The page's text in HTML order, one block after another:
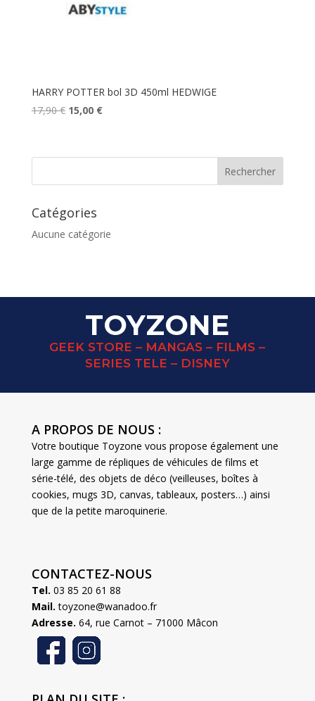
HARRY POTTER bol 3D 450ml HEDWIGE
17,90€ Le
était :
15,00 €Le
est :
Catégories
Aucune catégorie
TOYZONE
GEEK STORE – MANGAS – FILMS –
SERIES TELE – DISNEY
A PROPOS DE NOUS :
Votre boutique Toyzone vous propose également une
large gamme de répliques de véhicules de films et
série-télé, des objets de déco (veilleuses, boîtes à
cookies, mugs 3D, canvas, tableaux, posters…) ainsi
que de la petite maroquinerie.
CONTACTEZ-NOUS
Tel. 03 85 20 61 88
Mail. toyzone@wanadoo.fr
Adresse. 64, rue Carnot – 71000 Mâcon